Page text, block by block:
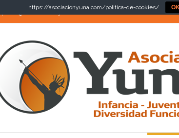
info@asociacionyuna.com
https://asociacionyuna.com/politica-de-cookies/